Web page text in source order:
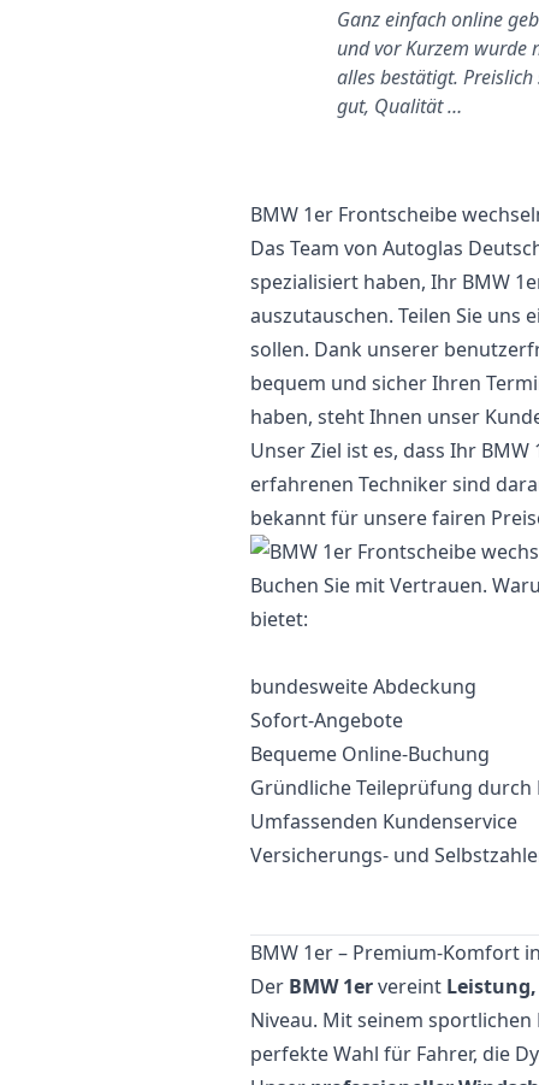
Ganz einfach online
und vor Kurzem wurde
alles bestätigt. Preislich
gut, Qualität …
BMW 1er Frontscheibe
Das Team von Autoglas
spezialisiert haben, Ihr BMW
auszutauschen. Teilen Sie uns
sollen. Dank unserer
bequem und sicher Ihren
haben, steht Ihnen unser
Unser Ziel ist es, dass Ihr
erfahrenen Techniker sind
bekannt für unsere fairen
Buchen Sie mit Vertrauen.
bietet:
bundesweite Abdeckung
Sofort-Angebote
Bequeme Online-Buchung
Gründliche Teileprüfung durch
Umfassenden Kundenservice
Versicherungs- und
BMW 1er – Premium-Komfort
Der BMW 1ervereint
Niveau. Mit seinem
perfekte Wahl für Fahrer, die